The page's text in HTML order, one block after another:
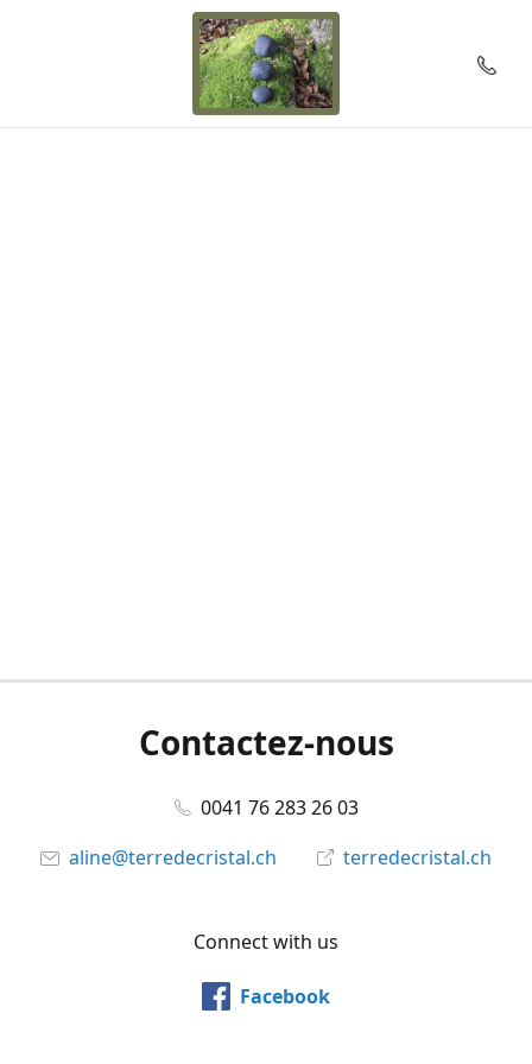
Contactez-nous
0041 76 283 26 03
aline@terredecristal.ch
terredecristal.ch
Connect with us
Facebook